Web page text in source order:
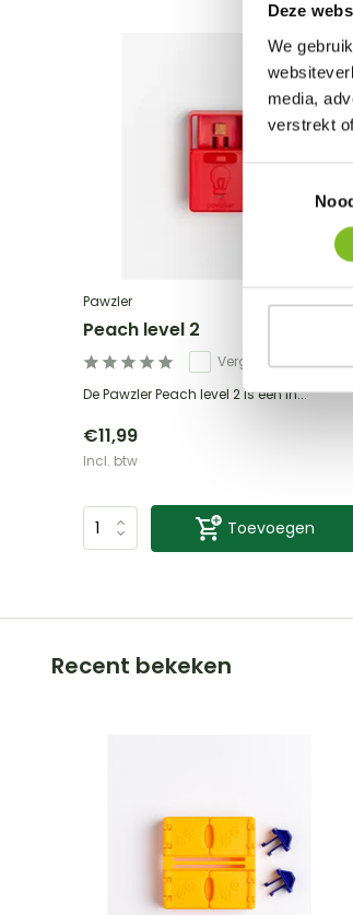
Deze
We
media,
verstrekt
Pawzler
Peach level 2
Vergelijk
De Pawzler Peach level 2 is een in...
€11,99
Incl. btw
Toevoegen
Recent bekeken